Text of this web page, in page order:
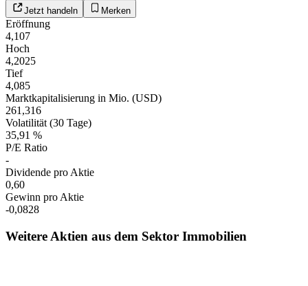
Jetzt handeln Merken
Eröffnung
4,107
Hoch
4,2025
Tief
4,085
Marktkapitalisierung in Mio. (USD)
261,316
Volatilität (30 Tage)
35,91 %
P/E Ratio
-
Dividende pro Aktie
0,60
Gewinn pro Aktie
-0,0828
Weitere Aktien aus dem Sektor Immobilien